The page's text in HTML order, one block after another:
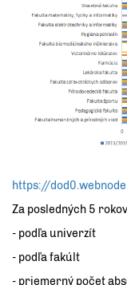
https://
Za posledných 5
- podľa univerzít
- podľa fakúlt
- priemerný počet